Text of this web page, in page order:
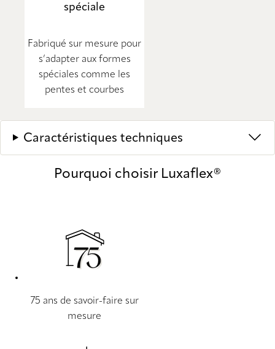
spéciale
Fabriqué sur mesure pour
s’adapter aux formes
spéciales comme les
pentes et courbes
Caractéristiques techniques
Pourquoi choisir Luxaflex®
75 ans de savoir-faire sur
mesure